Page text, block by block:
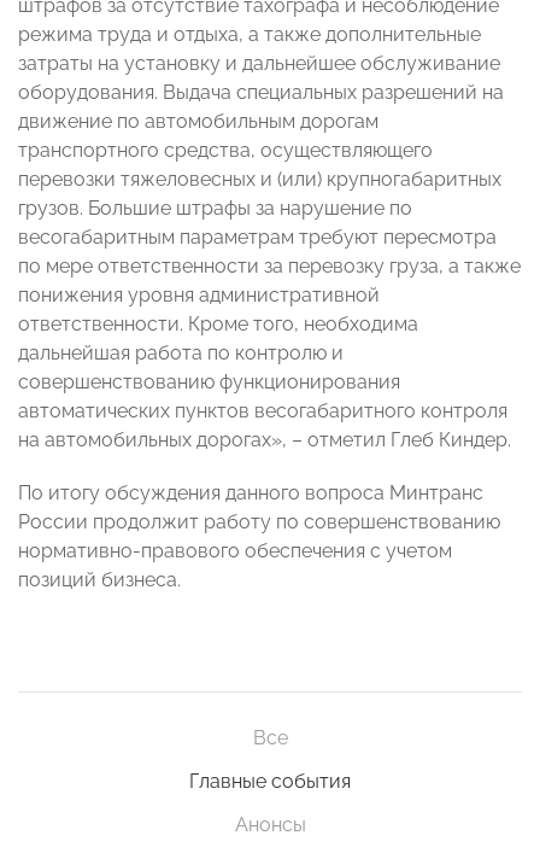
штрафов за отсутствие тахографа и несоблюдение
режима труда и отдыха, а также дополнительные
затраты на установку и дальнейшее обслуживание
оборудования. Выдача специальных разрешений на
движение по автомобильным дорогам
транспортного средства, осуществляющего
перевозки тяжеловесных и (или) крупногабаритных
грузов. Большие штрафы за нарушение по
весогабаритным параметрам требуют пересмотра
по мере ответственности за перевозку груза, а также
понижения уровня административной
ответственности. Кроме того, необходима
дальнейшая работа по контролю и
совершенствованию функционирования
автоматических пунктов весогабаритного контроля
на автомобильных дорогах», – отметил Глеб Киндер.
По итогу обсуждения данного вопроса Минтранс
России продолжит работу по совершенствованию
нормативно-правового обеспечения с учетом
позиций бизнеса.
Все
Главные события
Анонсы